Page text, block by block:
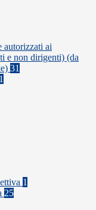
autorizzati ai
e non dirigenti) (da
31
1
1
25